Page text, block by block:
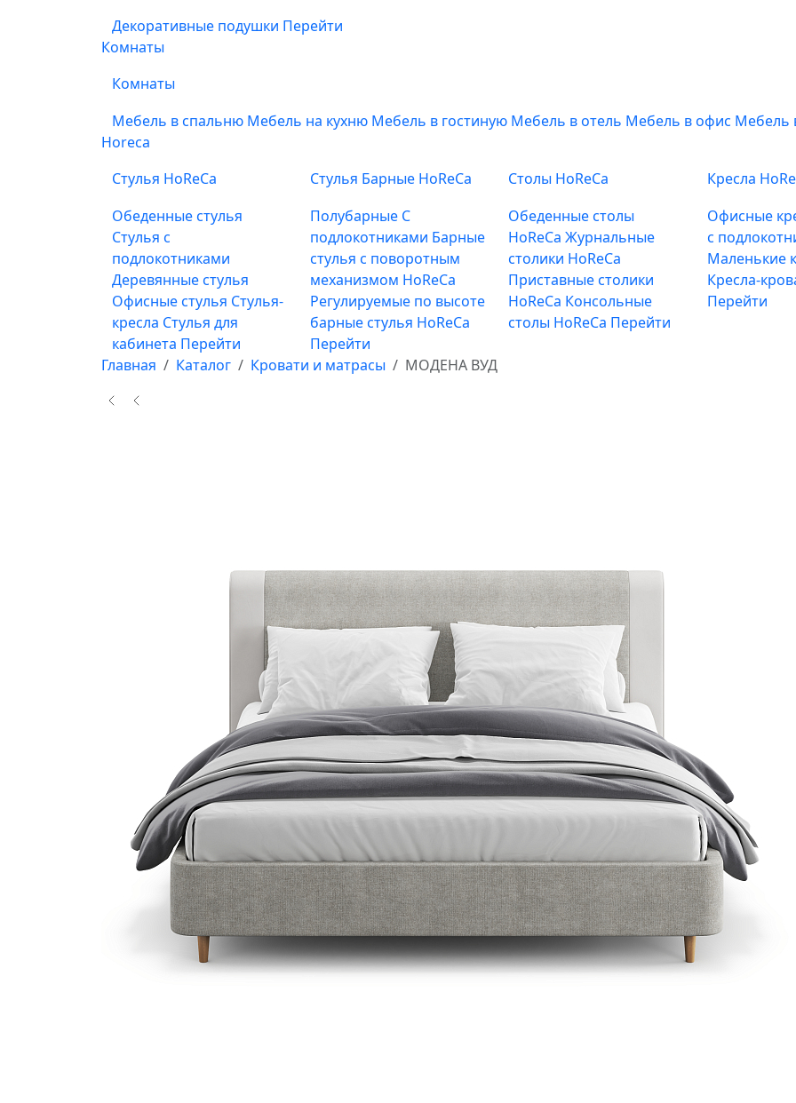
Декоративные подушки Перейти
Комнаты
Комнаты
Мебель в спальню Мебель на кухню Мебель в гостиную Мебель в отель Мебель в офис Мебель
Horeca
Стулья HoReCa
Обеденные стулья
Стулья с
подлокотниками
Деревянные стулья
Офисные стулья Стулья-
кресла Стулья для
кабинета Перейти
Стулья Барные HoReCa
Полубарные С
подлокотниками Барные
стулья с поворотным
механизмом HoReCa
Регулируемые по высоте
барные стулья HoReCa
Перейти
Столы HoReCa
Обеденные столы
HoReCaЖурнальные
столики HoReCa
Приставные столики
HoReCa Консольные
столы HoReCa Перейти
Кресла
Офисные
с
Маленькие
Кресла-
Перейти
Главная Каталог Кровати и матрасы МОДЕНА ВУД